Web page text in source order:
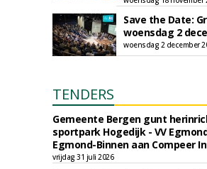
Save the Date:
woensdag 2
woensdag 2 december
TENDERS
Gemeente Bergen gunt
sportpark Hogedijk - VV
Egmond-Binnen aan Compeer
vrijdag 31 juli 2026